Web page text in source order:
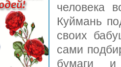
человека
Куймань
своих
сами
бумаги